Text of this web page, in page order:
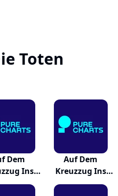
Toten
Dem
Ins
Auf Dem
Kreuzzug Ins
Glück